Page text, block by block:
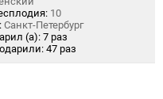
10
Санкт-Петербург
(а): 7 раз
47 раз